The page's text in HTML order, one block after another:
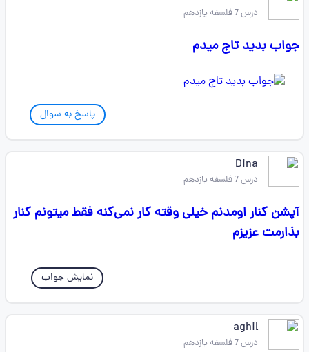
درس 7 فلسفه یازدهم
جواب بدید تاج میدم
پاسخ به سوال
Dina
درس 7 فلسفه یازدهم
آپشن کنار اومدنم خیلی وقته کار نمی‌کنه فقط میتونم کنار
بذارمت عزیزم
نمایش جواب
aghil
درس 7 فلسفه یازدهم